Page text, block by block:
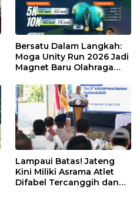
Bersatu Dalam Langkah:
Moga Unity Run 2026 Jadi
Magnet Baru Olahraga
Lampaui Batas! Jateng
Kini Miliki Asrama Atlet
Difabel Tercanggih dan